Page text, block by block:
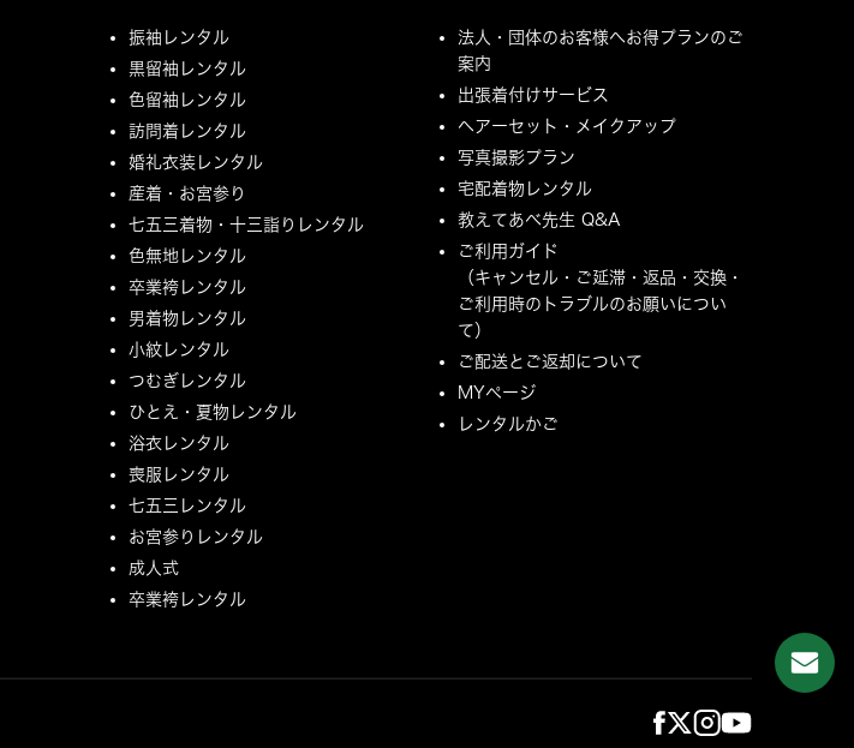
振袖レンタル
黒留袖レンタル
色留袖レンタル
訪問着レンタル
婚礼衣装レンタル
産着・お宮参り
七五三着物・十三詣りレンタル
色無地レンタル
卒業袴レンタル
男着物レンタル
小紋レンタル
つむぎレンタル
ひとえ・夏物レンタル
浴衣レンタル
喪服レンタル
七五三レンタル
お宮参りレンタル
成人式
卒業袴レンタル
法人・団体のお客様へお得プランのご
案内
出張着付けサービス
ヘアーセット・メイクアップ
写真撮影プラン
宅配着物レンタル
教えてあべ先生 Q&A
ご利用ガイド
（キャンセル・ご延滞・返品・交換・
ご利用時のトラブルのお願いについ
て）
ご配送とご返却について
MYページ
レンタルかご